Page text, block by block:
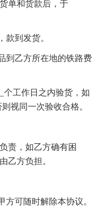
单和货款后，于
款到发货。
到乙方所在地的铁路费
个工作日之内验货，如
视同一次验收合格。
责，如乙方确有困
乙方负担。
方可随时解除本协议。